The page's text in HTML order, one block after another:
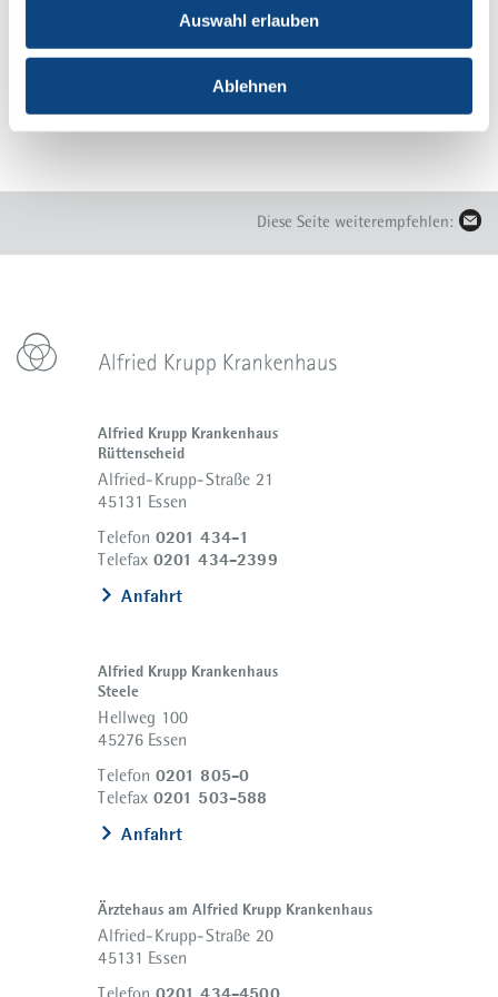
Auswahl erlauben
Ablehnen
Diese Seite weiterempfehlen:
Alfried Krupp Krankenhaus
Rüttenscheid
Alfried-Krupp-Straße 21
45131 Essen
Telefon 0201 434-1
Telefax 0201 434-2399
Anfahrt
Alfried Krupp Krankenhaus
Steele
Hellweg 100
45276 Essen
Telefon 0201 805-0
Telefax 0201 503-588
Anfahrt
Ärztehaus am Alfried Krupp Krankenhaus
Alfried-Krupp-Straße 20
45131 Essen